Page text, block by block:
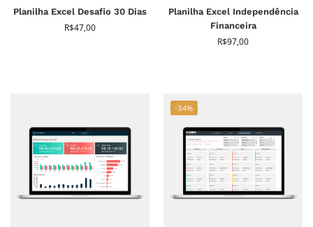
Planilha Excel Desafio 30 Dias
R$47,00
Planilha Excel Independência
Financeira
R$97,00
-34%